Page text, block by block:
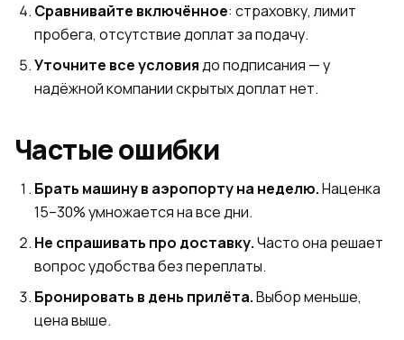
Сравнивайте включённое: страховку, лимит
пробега, отсутствие доплат за подачу.
Уточните все условиядо подписания — у
надёжной компании скрытых доплат нет.
Частые ошибки
Брать машину в аэропорту на неделю.Наценка
15–30% умножается на все дни.
Не спрашивать про доставку.Часто она решает
вопрос удобства без переплаты.
Бронировать в день прилёта.Выбор меньше,
цена выше.